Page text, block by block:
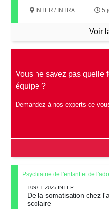
INTER / INTRA 5
Voir
Vous ne savez pas quelle
équipe ?
Demandez à nos experts de
Psychiatrie de l'enfant et de
1097 1 2026 INTER
De la somatisation chez
scolaire